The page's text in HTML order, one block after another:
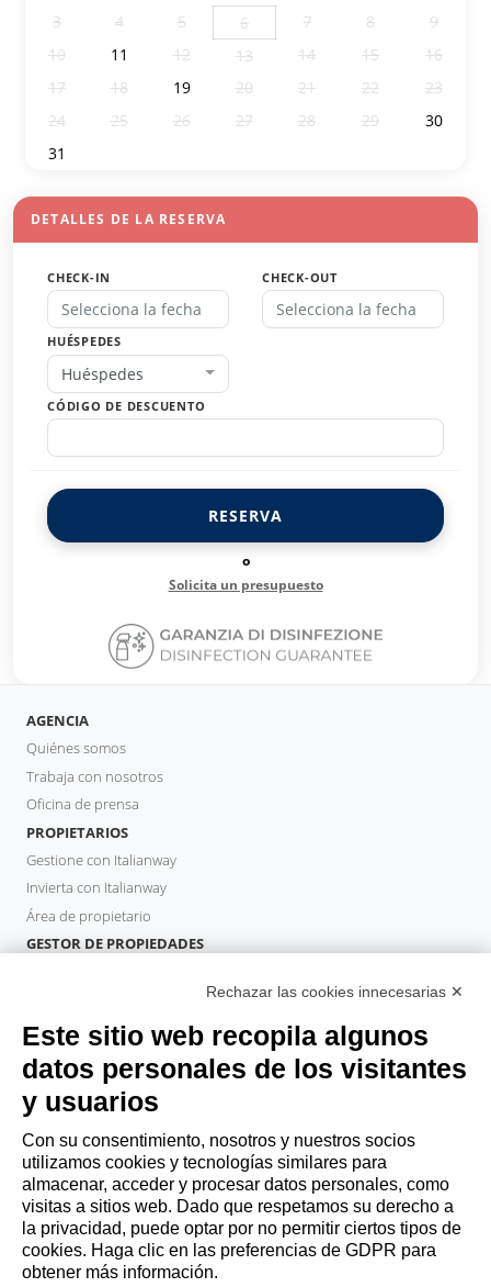
3
4 5 6 7 8
9
10
11 12 13 14 15
16
17
18 19 20 21 22
23
24
25 26 27 28 29
30
31
DETALLES DE LA RESERVA
CHECK-IN CHECK-OUT
HUÉSPEDES
Huéspedes
CÓDIGO DE DESCUENTO
RESERVA
o
Solicita un presupuesto
AGENCIA
Quiénes somos
Trabaja con nosotros
Oficina de prensa
PROPIETARIOS
Gestione con Italianway
Invierta con Italianway
Área de propietario
GESTOR DE PROPIEDADES
HUÉSPEDES
Reserve una estancia
Estancias largas
Experiencias para los Huéspedes
Descuentos para husespedes
Convenios para empresas
booking@italianway.house
+390286882952
Rechazar las cookies innecesarias ✕
Este sitio web recopila algunos
datos personales de los visitantes
y usuarios
Con su consentimiento, nosotros y nuestros socios
utilizamos cookies y tecnologías similares para
almacenar, acceder y procesar datos personales, como
visitas a sitios web. Dado que respetamos su derecho a
la privacidad, puede optar por no permitir ciertos tipos de
cookies. Haga clic en las preferencias de GDPR para
obtener más información.